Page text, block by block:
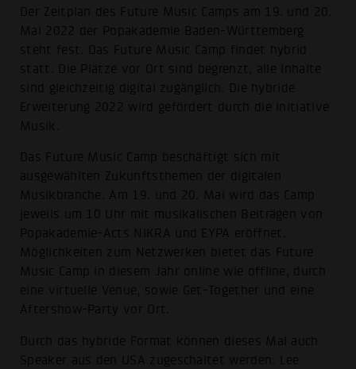
Der Zeitplan des Future Music Camps am 19. und 20.
Mai 2022 der Popakademie Baden-Württemberg
steht fest. Das Future Music Camp findet hybrid
statt. Die Plätze vor Ort sind begrenzt, alle Inhalte
sind gleichzeitig digital zugänglich. Die hybride
Erweiterung 2022 wird gefördert durch die Initiative
Musik.
Das Future Music Camp beschäftigt sich mit
ausgewählten Zukunftsthemen der digitalen
Musikbranche. Am 19. und 20. Mai wird das Camp
jeweils um 10 Uhr mit musikalischen Beiträgen von
Popakademie-Acts NIKRA und EYPA eröffnet.
Möglichkeiten zum Netzwerken bietet das Future
Music Camp in diesem Jahr online wie offline, durch
eine virtuelle Venue, sowie Get-Together und eine
Aftershow-Party vor Ort.
Durch das hybride Format können dieses Mal auch
Speaker aus den USA zugeschaltet werden: Lee